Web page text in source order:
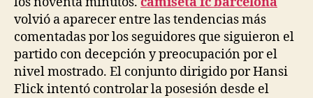
volvió a aparecer entre las tendencias más
comentadas por los seguidores que siguieron el
partido con decepción y preocupación por el
nivel mostrado. El conjunto dirigido por Hansi
Flick intentó controlar la posesión desde el